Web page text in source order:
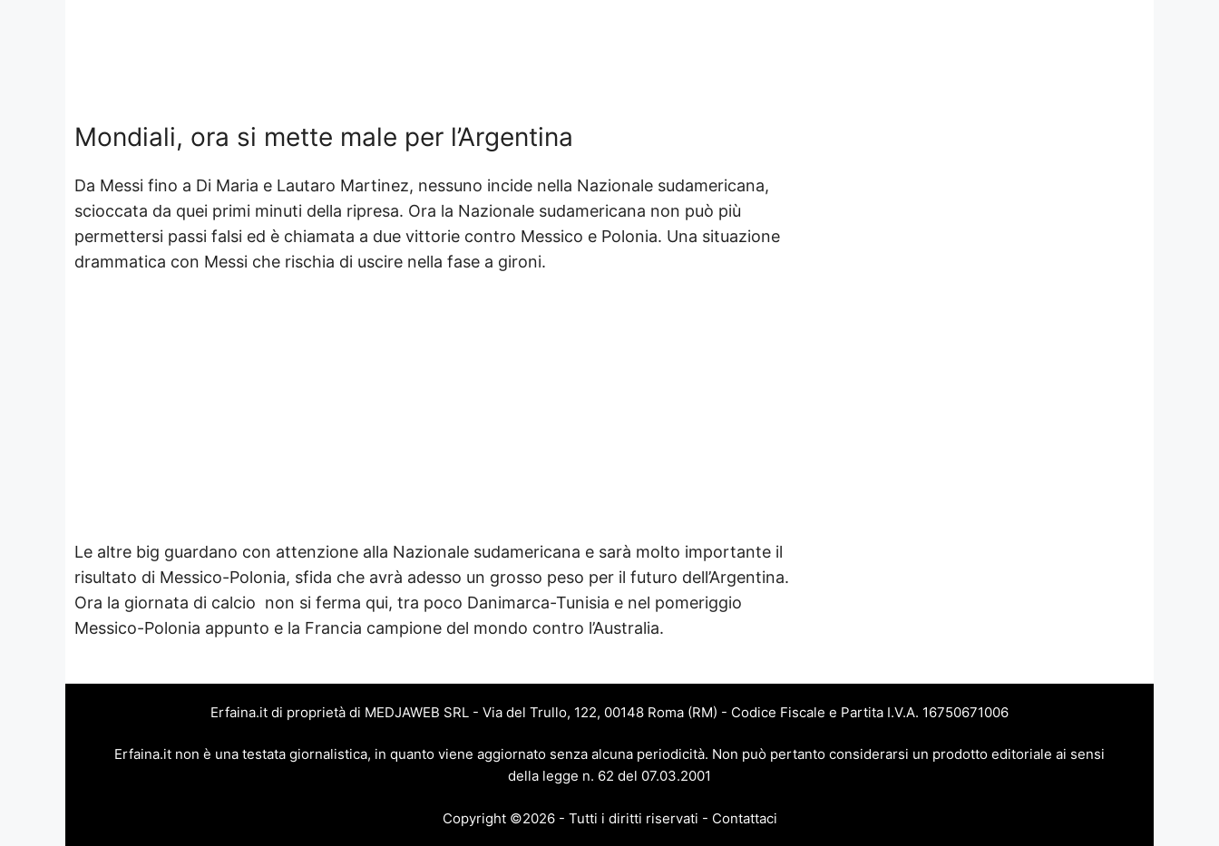
Mondiali, ora si mette male per l’Argentina
Da Messi fino a Di Maria e Lautaro Martinez, nessuno incide nella Nazionale sudamericana,
scioccata da quei primi minuti della ripresa. Ora la Nazionale sudamericana non può più
permettersi passi falsi ed è chiamata a due vittorie contro Messico e Polonia. Una situazione
drammatica con Messi che rischia di uscire nella fase a gironi.
Le altre big guardano con attenzione alla Nazionale sudamericana e sarà molto importante il
risultato di Messico-Polonia, sfida che avrà adesso un grosso peso per il futuro dell’Argentina.
Ora la giornata di calcio non si ferma qui, tra poco Danimarca-Tunisia e nel pomeriggio
Messico-Polonia appunto e la Francia campione del mondo contro l’Australia.
Erfaina.it di proprietà di MEDJAWEB SRL - Via del Trullo, 122, 00148 Roma (RM) - Codice Fiscale e Partita I.V.A. 16750671006
Erfaina.it non è una testata giornalistica, in quanto viene aggiornato senza alcuna periodicità. Non può pertanto considerarsi un prodotto editoriale ai sensi
della legge n. 62 del 07.03.2001
Copyright ©2026 - Tutti i diritti riservati - Contattaci